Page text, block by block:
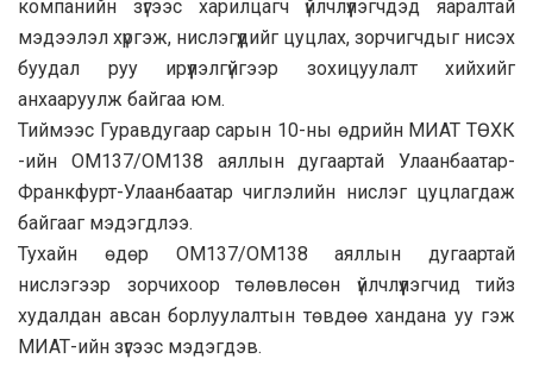
компанийн зүгээс харилцагч үйлчлүүлэгчдэд яаралтай
мэдээлэл хүргэж, нислэгүүдийг цуцлах, зорчигчдыг нисэх
буудал руу ирүүлэлгүйгээр зохицуулалт хийхийг
анхааруулж байгаа юм.
Тиймээс Гуравдугаар сарын 10-ны өдрийн МИАТ ТӨХК
-ийн ОМ137/ОМ138 аяллын дугаартай Улаанбаатар-
Франкфурт-Улаанбаатар чиглэлийн нислэг цуцлагдаж
байгааг мэдэгдлээ.
Тухайн өдөр ОМ137/ОМ138 аяллын дугаартай
нислэгээр зорчихоор төлөвлөсөн үйлчлүүлэгчид тийз
худалдан авсан борлуулалтын төвдөө хандана уу гэж
МИАТ-ийн зүгээс мэдэгдэв.